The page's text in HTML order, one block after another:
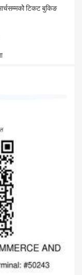
टिकट बुकिङ